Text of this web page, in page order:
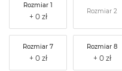
Rozmiar 1
Rozmiar 2
Rozmiar 7 Rozmiar 8